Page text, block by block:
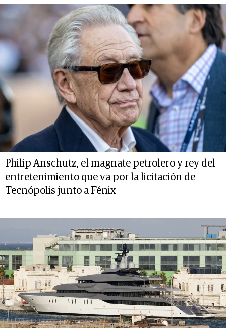
Philip Anschutz, el magnate petrolero y rey del
entretenimiento que va por la licitación de
Tecnópolis junto a Fénix